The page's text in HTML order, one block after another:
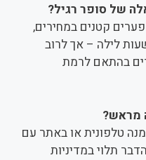
של סופר רגיל?
קטנים במחירים,
לילה – אך לרוב
בהתאם לרמת
מראש?
טלפונית או באתר עם
תלוי במדיניות